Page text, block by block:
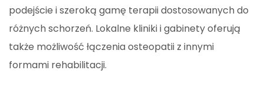
podejście i szeroką gamę terapii dostosowanych do
różnych schorzeń. Lokalne kliniki i gabinety oferują
także możliwość łączenia osteopatii z innymi
formami rehabilitacji.